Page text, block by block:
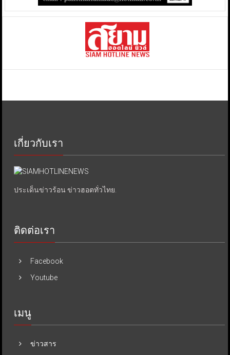
เกี่ยวกับเรา
ประเด็นข่าวร้อน ข่าวฮอตทั่วไทย.
ติดต่อเรา
Facebook
Youtube
เมนู
ข่าวสาร